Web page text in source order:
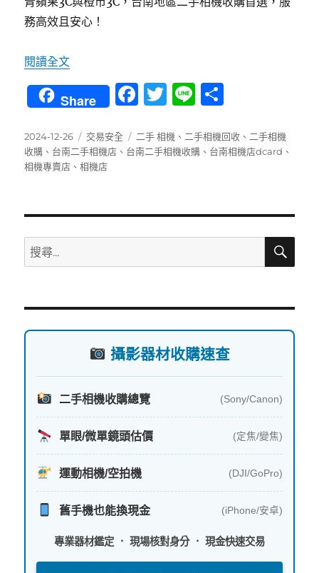
務高效且安心！
閱讀全文〈專業相機回收！台南青蘋果3C助您快速了解價
Share
F
c
e
o
o
T
it
te
Li
e
發
佈
日
2024-12-26
分
類
交易安全
標
籤
二手 相機 、 二手相機回收 、 二手相機
收購 、 台南二手相機店 、 台南二手相機收購 、 台南相機店dcard 、
相機專賣店 、相機店
搜
尋
鍵
字:
搜
攝影器材收購速查
二手相機收購總覽 (Sony/Canon)
單眼/微單鏡頭估價 (定焦/變焦)
運動相機/空拍機 (DJI/GoPro)
舊手機也能換現金 (iPhone/安卓)
專業器材鑑定 ． 現場核對身分 ． 現金快速交易